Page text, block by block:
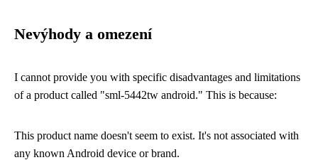
Nevýhody a omezení
I cannot provide you with specific disadvantages and limitations
of a product called "sml-5442tw android." This is because:
This product name doesn't seem to exist. It's not associated with
any known Android device or brand.